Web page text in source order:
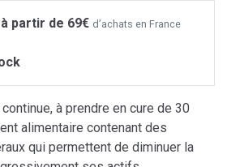
partir de 69€ d’achats en France
à prendre en cure de 30
alimentaire contenant des
qui permettent de diminuer la